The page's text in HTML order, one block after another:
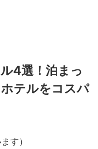
4選！泊まっ
テルをコスパ
す）